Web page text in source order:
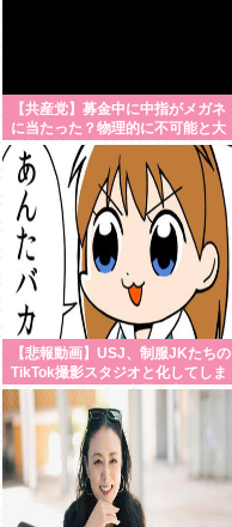
【共産党】募金中に中指がメガネ
に当たった？物理的に不可能と大
爆笑
【悲報動画】USJ、制服JKたちの
TikTok撮影スタジオと化してしま
いシュールすぎる光景が広がるｗ
ｗｗ 【Pickup08083030】